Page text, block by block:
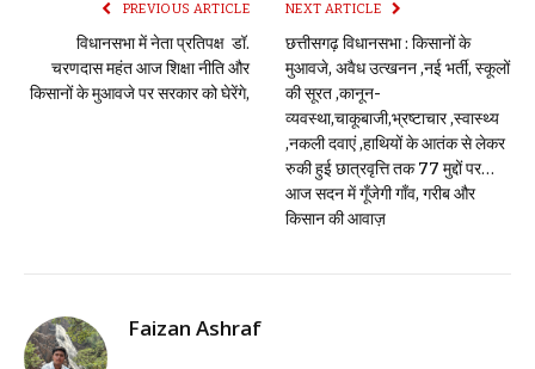
PREVIOUS ARTICLE
विधानसभा में नेता प्रतिपक्ष डॉ.
चरणदास महंत आज शिक्षा नीति और
किसानों के मुआवजे पर सरकार को घेरेंगे,
NEXT ARTICLE
छत्तीसगढ़ विधानसभा : किसानों के
मुआवजे, अवैध उत्खनन ,नई भर्ती, स्कूलों
की सूरत ,कानून-
व्यवस्था,चाकूबाजी,भ्रष्टाचार ,स्वास्थ्य
,नकली दवाएं ,हाथियों के आतंक से लेकर
रुकी हुई छात्रवृत्ति तक 77 मुद्दों पर…
आज सदन में गूँजेगी गाँव, गरीब और
किसान की आवाज़
Faizan Ashraf